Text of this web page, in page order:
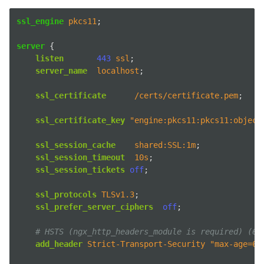
navigation of NitroWall
navigation of 软件
ssl_engine pkcs11 ;
server {
listen
443 ssl ;
server_name
localhost ;
ssl_certificate /certs/certificate.pem;
ssl_certificate_key
ssl_session_cache shared:SSL:1m;
ssl_session_timeout
10s ;
ssl_session_tickets off;
ssl_protocols TLSv1.3;
ssl_prefer_server_ciphers
off;
# HSTS (ngx_http_headers_module is required)
add_header Strict-Transport-Security "max-